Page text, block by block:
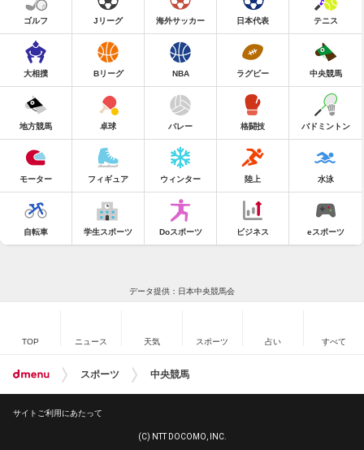
ゴルフ Jリーグ 海外サッカー 日本代表 テニス
大相撲 Bリーグ NBA ラグビー 中央競馬
地方競馬 卓球 バレー 格闘技 バドミントン
モーター フィギュア ウィンター 陸上 水泳
自転車 学生スポーツ Doスポーツ ビジネス eスポーツ
データ提供：日本中央競馬会
TOP ニュース 天気 スポーツ 占い すべて
スポーツ 中央競馬
サイトご利用にあたって
(C) NTT DOCOMO, INC.